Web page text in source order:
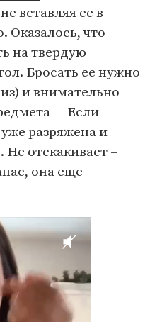
вставляя ее в
Оказалось, что
на твердую
Бросать ее нужно
и внимательно
— Если
разряжена и
отскакивает –
она еще